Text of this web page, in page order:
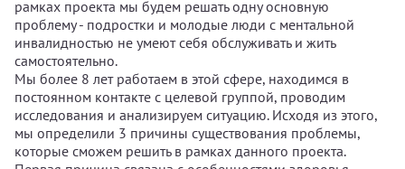
рамках проекта мы будем решать одну основную
проблему - подростки и молодые люди с ментальной
инвалидностью не умеют себя обслуживать и жить
самостоятельно.
Мы более 8 лет работаем в этой сфере, находимся в
постоянном контакте с целевой группой, проводим
исследования и анализируем ситуацию. Исходя из этого,
мы определили 3 причины существования проблемы,
которые сможем решить в рамках данного проекта.